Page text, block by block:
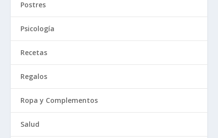
Postres
Psicología
Recetas
Regalos
Ropa y Complementos
Salud